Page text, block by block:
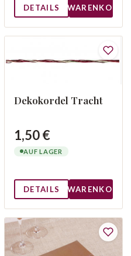
DETAILS WARENKORB
Dekokordel Tracht
1,50 €
AUF LAGER
DETAILS WARENKORB